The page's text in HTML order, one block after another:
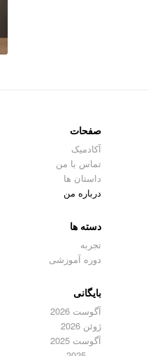
صفحات
آکادمیک
تماس با من
داستان ها
درباره من
دسته ها
تجربه
دوره آموزشی
بایگانی
آگوست 2026
ژوئن 2026
آگوست 2025